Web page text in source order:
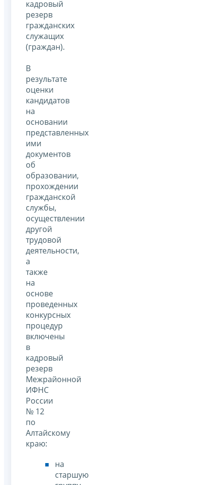
кадровый
резерв
гражданских
служащих
(граждан).
В
результате
оценки
кандидатов
на
основании
представленных
ими
документов
об
образовании,
прохождении
гражданской
службы,
осуществлении
другой
трудовой
деятельности,
а
также
на
основе
проведенных
конкурсных
процедур
включены
в
кадровый
резерв
Межрайонной
ИФНС
России
№ 12
по
Алтайскому
краю:
на
старшую